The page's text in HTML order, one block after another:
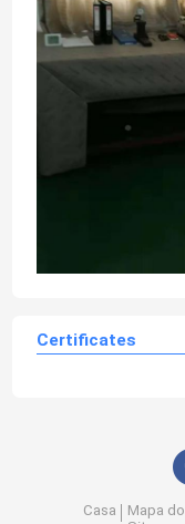
Certificates
Casa
Mapa do